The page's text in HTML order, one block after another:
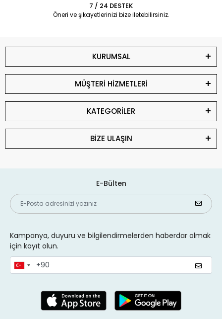
7 / 24 DESTEK
Öneri ve şikayetlerinizi bize iletebilirsiniz.
KURUMSAL
MÜŞTERİ HİZMETLERİ
KATEGORİLER
BİZE ULAŞIN
E-Bülten
Kampanya, duyuru ve bilgilendirmelerden haberdar olmak
için kayıt olun.